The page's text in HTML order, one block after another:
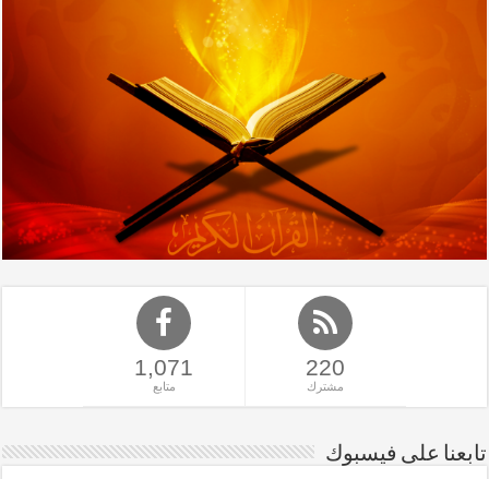
220
مشترك
1,071
متابع
تابعنا على فيسبوك